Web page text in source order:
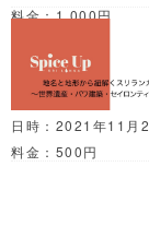
料金：1,000円
日時：2021年11
料金：500円